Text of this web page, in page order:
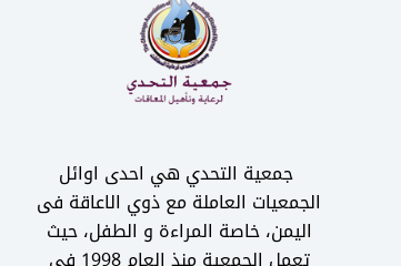
جمعية التحدي هي احدى اوائل
الجمعيات العاملة مع ذوي الاعاقة فى
اليمن، خاصة المراءة و الطفل، حيث